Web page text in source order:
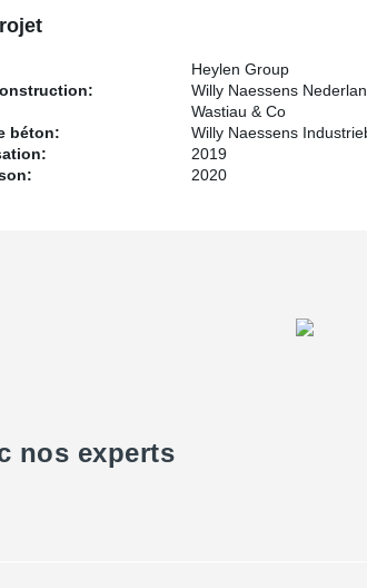
Heylen Group
Willy Naessens
Wastiau & Co
béton:
Willy Naessens
2019
2020
nos experts